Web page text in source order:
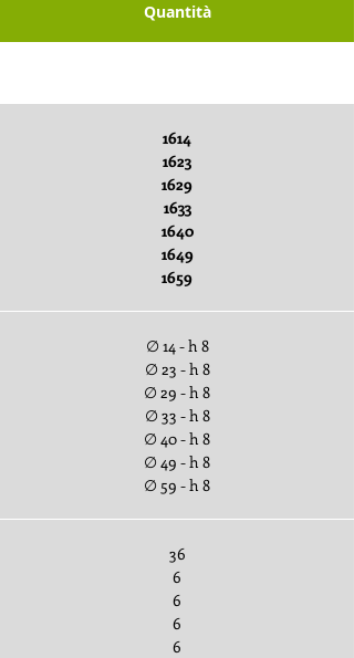
Quantità
1614
1623
1629
1633
1640
1649
1659
∅ 14 - h 8
∅ 23 - h 8
∅ 29 - h 8
∅ 33 - h 8
∅ 40 - h 8
∅ 49 - h 8
∅ 59 - h 8
36
6
6
6
6